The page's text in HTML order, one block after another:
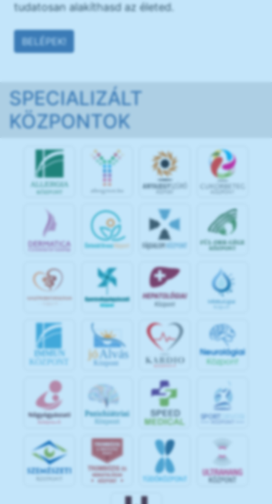
tudatosan alakíthasd az életed.
BELÉPEK!
SPECIALIZÁLT
KÖZPONTOK
IMMUN
KÖZPONT
jó Alvás
Központ
SPOR